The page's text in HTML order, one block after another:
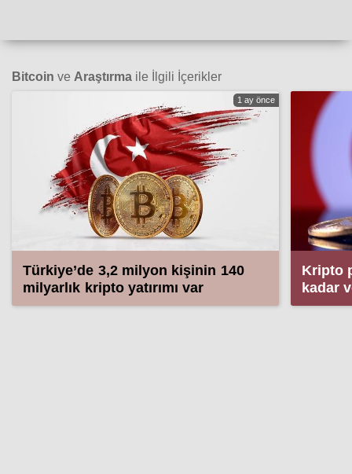
Bitcoin ve Araştırma ile İlgili İçerikler
1 ay önce
Türkiye’de 3,2 milyon kişinin 140
milyarlık kripto yatırımı var
Kripto
kadar